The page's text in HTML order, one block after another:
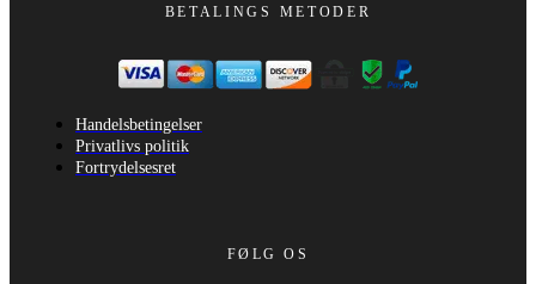
BETALINGS METODER
Handelsbetingelser
Privatlivs politik
Fortrydelsesret
FØLG OS